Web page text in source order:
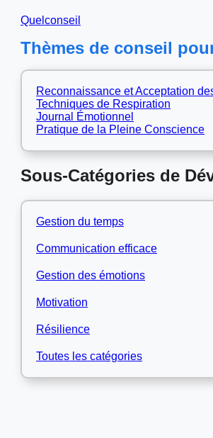
Quelconseil
Thèmes de conseil
Reconnaissance et Acceptation
Techniques de Respiration
Journal Émotionnel
Pratique de la Pleine Conscience
Sous-Catégories de
Gestion du temps
Communication efficace
Gestion des émotions
Motivation
Résilience
Toutes les catégories